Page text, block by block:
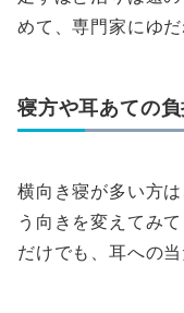
めて、専門家にゆだ
寝方や耳あての
横向き寝が多い方
う向きを変えてみ
だけでも、耳への